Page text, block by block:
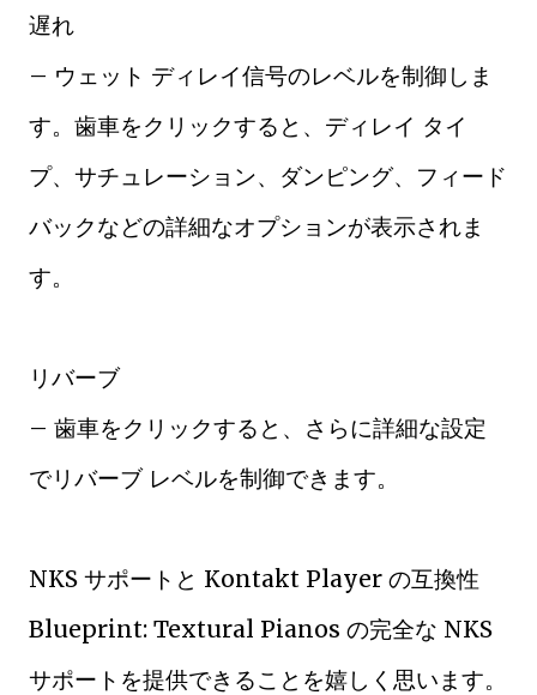
遅れ
– ウェット ディレイ信号のレベルを制御しま
す。歯車をクリックすると、ディレイ タイ
プ、サチュレーション、ダンピング、フィード
バックなどの詳細なオプションが表示されま
す。
リバーブ
– 歯車をクリックすると、さらに詳細な設定
でリバーブ レベルを制御できます。
NKS サポートと Kontakt Player の互換性
Blueprint: Textural Pianos の完全な NKS
サポートを提供できることを嬉しく思います。